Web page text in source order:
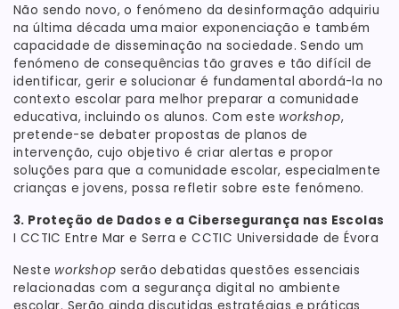
Não sendo novo, o fenómeno da desinformação adquiriu
na última década uma maior exponenciação e também
capacidade de disseminação na sociedade. Sendo um
fenómeno de consequências tão graves e tão difícil de
identificar, gerir e solucionar é fundamental abordá-la no
contexto escolar para melhor preparar a comunidade
educativa, incluindo os alunos. Com esteworkshop,
pretende-se debater propostas de planos de
intervenção, cujo objetivo é criar alertas e propor
soluções para que a comunidade escolar, especialmente
crianças e jovens, possa refletir sobre este fenómeno.
3. Proteção de Dados e a Cibersegurança nas Escolas
I CCTIC Entre Mar e Serra e CCTIC Universidade de Évora
Neste workshop serão debatidas questões essenciais
relacionadas com a segurança digital no ambiente
escolar. Serão ainda discutidas estratégias e práticas